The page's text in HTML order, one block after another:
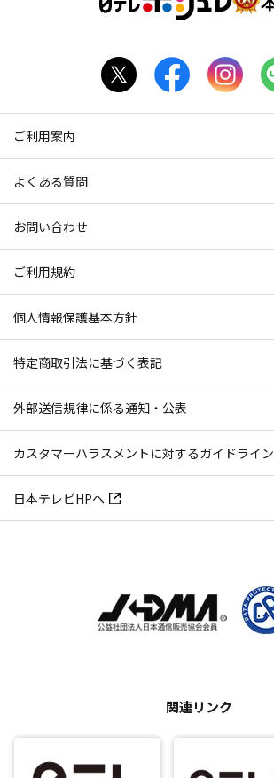
ご利用案内
よくある質問
お問い合わせ
ご利用規約
個人情報保護基本方針
特定商取引法に基づく表記
外部送信規律に係る通知・公表
カスタマーハラスメントに対するガイドライン
日本テレビHPへ
関連リンク